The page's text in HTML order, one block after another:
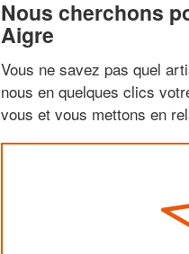
Nous cherchons
Aigre
Vous ne savez pas quel
nous en quelques clics
vous et vous mettons en